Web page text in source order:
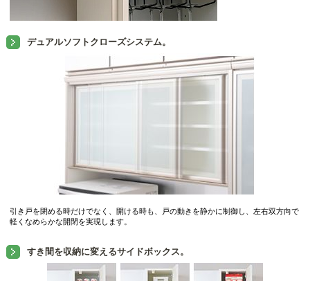
デュアルソフトクローズシステム。
引き戸を閉める時だけでなく、開ける時も、戸の動きを静かに制御し、左右双方向で
軽くなめらかな開閉を実現します。
すき間を収納に変えるサイドボックス。